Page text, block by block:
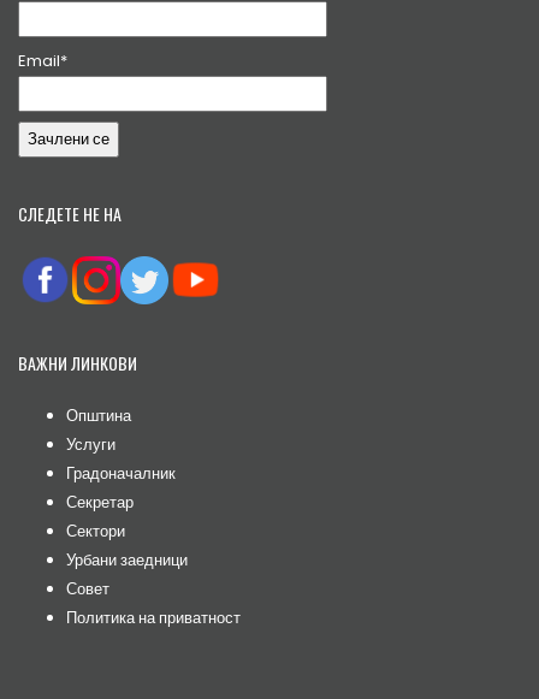
Email*
СЛЕДЕТЕ НЕ НА
ВАЖНИ ЛИНКОВИ
Општина
Услуги
Градоначалник
Секретар
Сектори
Урбани заедници
Совет
Политика на приватност